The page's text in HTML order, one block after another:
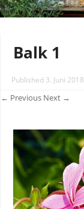
Balk 1
Published 3. Juni 2018
← Previous Next →